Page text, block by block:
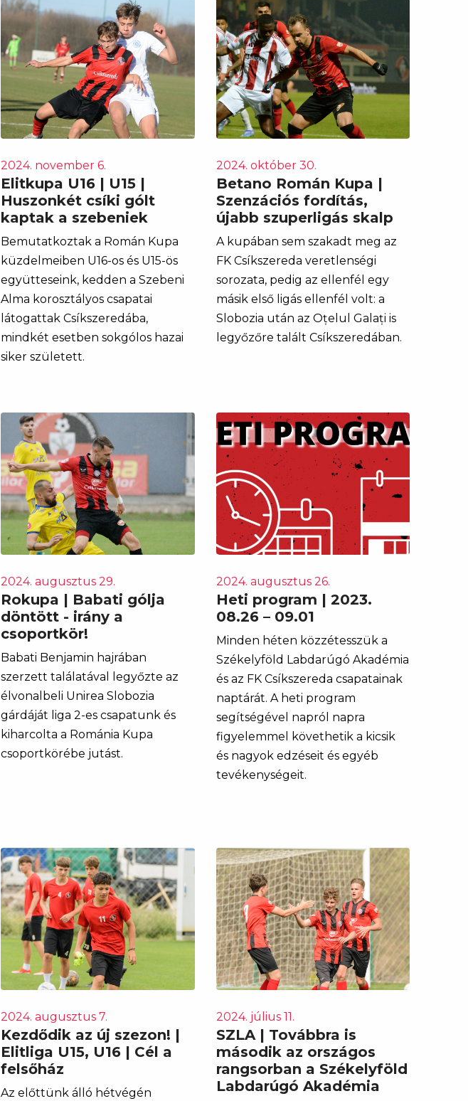
2024. november 6.
Elitkupa U16 | U15 |
Huszonkét csíki gólt
kaptak a szebeniek
Bemutatkoztak a Román Kupa
küzdelmeiben U16-os és U15-ös
együtteseink, kedden a Szebeni
Alma korosztályos csapatai
látogattak Csíkszeredába,
mindkét esetben sokgólos hazai
siker született.
2024. október 30.
Betano Román Kupa |
Szenzációs fordítás,
újabb szuperligás skalp
A kupában sem szakadt meg az
FK Csíkszereda veretlenségi
sorozata, pedig az ellenfél egy
másik első ligás ellenfél volt: a
Slobozia után az Oțelul Galați is
legyőzőre talált Csíkszeredában.
2024. augusztus 29.
Rokupa | Babati gólja
döntött - irány a
csoportkör!
Babati Benjamin hajrában
szerzett találatával legyőzte az
élvonalbeli Unirea Slobozia
gárdáját liga 2-es csapatunk és
kiharcolta a Románia Kupa
csoportkörébe jutást.
2024. augusztus 26.
Heti program | 2023.
08.26 – 09.01
Minden héten közzétesszük a
Székelyföld Labdarúgó Akadémia
és az FK Csíkszereda csapatainak
naptárát. A heti program
segítségével napról napra
figyelemmel követhetik a kicsik
és nagyok edzéseit és egyéb
tevékenységeit.
2024. augusztus 7.
Kezdődik az új szezon! |
Elitliga U15, U16 | Cél a
felsőház
Az előttünk álló hétvégén
2024. július 11.
SZLA | Továbbra is
második az országos
rangsorban a Székelyföld
Labdarúgó Akadémia